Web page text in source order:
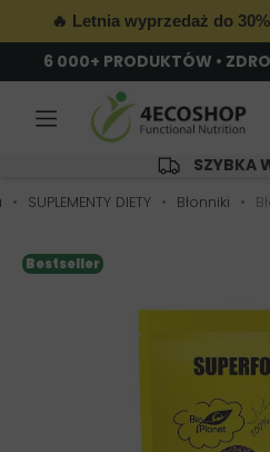
🔥 Letnia wyprzedaż do
6 000+ PRODUKTÓW •
SZYBKA
SUPLEMENTY DIETY Błonniki
Bestseller